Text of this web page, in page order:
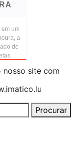
um
a
de
nosso site com